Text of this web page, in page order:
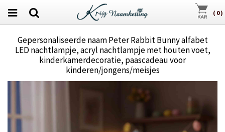
( 0)
Gepersonaliseerde naam Peter Rabbit Bunny alfabet
LED nachtlampje, acryl nachtlampje met houten voet,
kinderkamerdecoratie, paascadeau voor
kinderen/jongens/meisjes